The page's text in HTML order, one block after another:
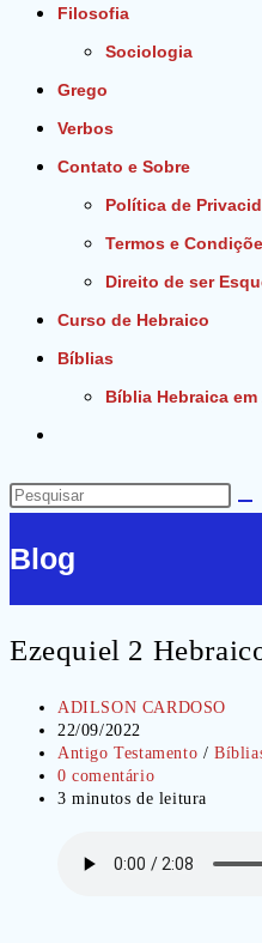
Filosofia
Sociologia
Grego
Verbos
Contato e Sobre
Política de
Termos e
Direito de ser
Curso de Hebraico
Bíblias
Bíblia Hebraica
do
site
Pesquisar
site
Blog
Ezequiel 2
Autor
do
post:
ADILSON CARDOSO
Post
publicado:
22/09/2022
Categoria
do
post:
Antigo Testamento /
Comentários
do
0 comentário
Tempo
3 minutos de leitura